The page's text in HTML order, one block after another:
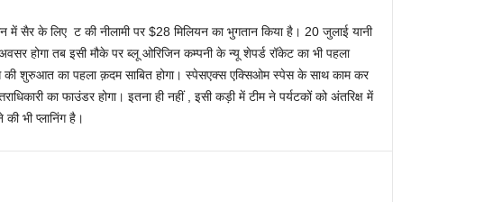
सैर के लिए ट की नीलामी पर $28 मिलियन का भुगतान किया है। 20 जुलाई यानी
होगा तब इसी मौके पर ब्लू ओरिजिन कम्पनी के न्यू शेपर्ड रॉकेट का भी पहला
की शुरुआत का पहला क़दम साबित होगा। स्पेसएक्स एक्सिओम स्पेस के साथ काम कर
का फाउंडर होगा। इतना ही नहीं , इसी कड़ी में टीम ने पर्यटकों को अंतरिक्ष में
भी प्लानिंग है।